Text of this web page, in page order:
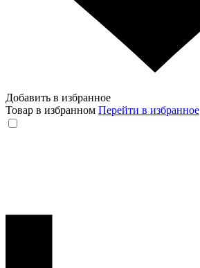
Добавить в избранное
Товар в избранном Перейти в избранное